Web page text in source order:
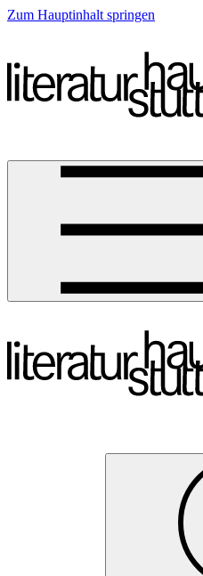
Zum Hauptinhalt springen